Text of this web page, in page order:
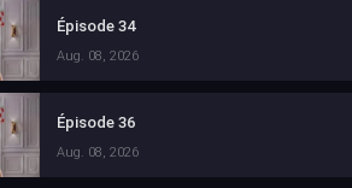
Épisode 34
Aug. 08, 2026
Épisode 36
Aug. 08, 2026